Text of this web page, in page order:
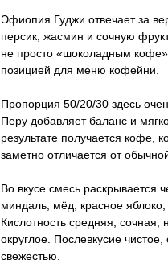
Эфиопия Гуджи отвечает за
персик, жасмин и сочную
не просто «шоколадным
позицией для меню кофейни.
Пропорция 50/20/30 здесь
Перу добавляет баланс и
результате получается кофе,
заметно отличается от
Во вкусе смесь раскрывается
миндаль, мёд, красное яблоко,
Кислотность средняя,
округлое. Послевкусие
свежестью.